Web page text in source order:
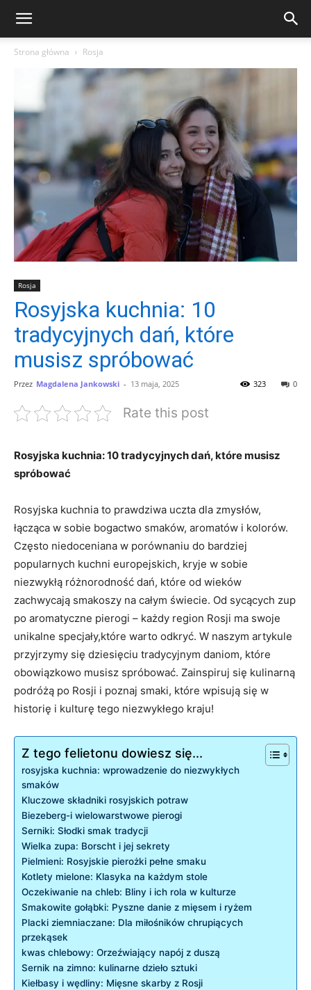
Strona główna Rosja
Rosja
Rosyjska kuchnia: 10
tradycyjnych dań, które
musisz spróbować
Przez Magdalena Jankowski - 13 maja, 2025 0
323
Rate this post
Rosyjska kuchnia: 10 ​tradycyjnych dań,‌ które musisz
⁤spróbować
Rosyjska kuchnia to prawdziwa uczta ⁤dla⁢ zmysłów,
łącząca⁤ w sobie bogactwo⁤ smaków, aromatów i kolorów.
Często⁢ niedoceniana‌ w⁢ porównaniu do bardziej
‍popularnych kuchni ​europejskich,‌ kryje w ​sobie⁣
niezwykłą ​różnorodność dań, które od wieków
zachwycają smakoszy na‌ całym świecie. Od sycących zup
‍po aromatyczne pierogi – każdy region ⁣Rosji ⁢ma swoje
‌unikalne specjały,które warto odkryć. W naszym ⁣artykule
przyjrzymy ​się dziesięciu‌ tradycyjnym daniom, ⁢które
obowiązkowo musisz spróbować. Zainspiruj się kulinarną
⁢podróżą⁣ po Rosji‍ i poznaj​ smaki,⁢ które ⁣wpisują ​się ⁣w
historię i‌ kulturę ​tego niezwykłego kraju!
Z tego felietonu dowiesz się...
rosyjska ⁢kuchnia: wprowadzenie⁣ do niezwykłych
⁤smaków
Kluczowe składniki ​rosyjskich potraw
Biezeberg-i wielowarstwowe ‍pierogi
Serniki:‌ Słodki smak tradycji
Wielka zupa:⁢ Borscht​ i jej sekrety
Pielmieni: Rosyjskie ‍pierożki ​pełne⁢ smaku
Kotlety‍ mielone: Klasyka na każdym stole
Oczekiwanie na chleb: Bliny i ich rola w⁤ kulturze
Smakowite gołąbki: Pyszne⁣ danie z mięsem i ryżem
Placki ziemniaczane:⁤ Dla miłośników ‌chrupiących
przekąsek
kwas chlebowy: Orzeźwiający napój⁣ z‌ duszą
Sernik ‌na zimno: ⁣kulinarne dzieło sztuki
Kiełbasy i wędliny: Mięsne skarby ​z Rosji